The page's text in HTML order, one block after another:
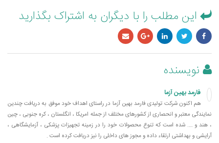
این مطلب را با دیگران به اشتراک بگذارید
نویسنده
فارمد بهین آزما
هم اکنون شرکت تولیدی فارمد بهین آزما در راستای اهداف خود موفق به دریافت چندین
نمایندگی معتبر و انحصاری از کشورهای مختلف از جمله امریکا ، انگلستان ، کره جنوبی ، چین
، هند و …. شده است که تنوع محصولات خود را در زمینه تجهیزات پزشکی ، آزمایشگاهی ،
آرایشی و بهداشتی ارتقاء داده و مجوز های داخلی را نیز دریافت کرده است .